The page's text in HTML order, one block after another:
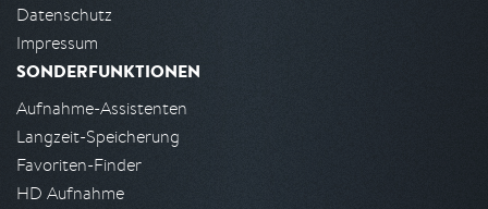
Datenschutz
Impressum
SONDERFUNKTIONEN
Aufnahme-Assistenten
Langzeit-Speicherung
Favoriten-Finder
HD Aufnahme